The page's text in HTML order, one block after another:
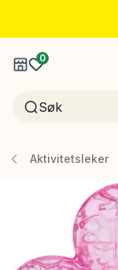
0
Aktivitetsleker